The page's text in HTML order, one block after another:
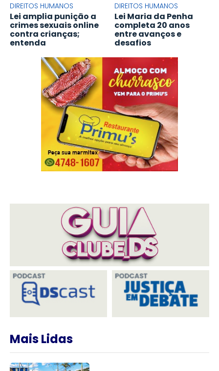
DIREITOS HUMANOS
Lei amplia punição a
crimes sexuais online
contra crianças;
entenda
DIREITOS HUMANOS
Lei Maria da Penha
completa 20 anos
entre avanços e
desafios
Mais Lidas